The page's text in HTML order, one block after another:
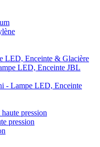
LED, Enceinte & Glacière
LED, Enceinte JBL
- Lampe LED, Enceinte
pression
pression